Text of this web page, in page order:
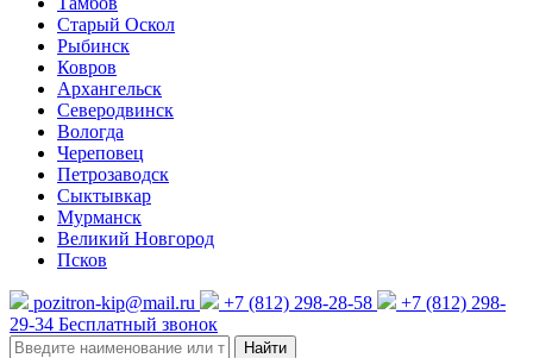
Старый Оскол
Рыбинск
Ковров
Архангельск
Северодвинск
Вологда
Череповец
Петрозаводск
Сыктывкар
Мурманск
Великий Новгород
Псков
pozitron-kip@mail.ru +7 (812) 298-28-58
+7 (812) 298-
29-34 Бесплатный звонок
Найти